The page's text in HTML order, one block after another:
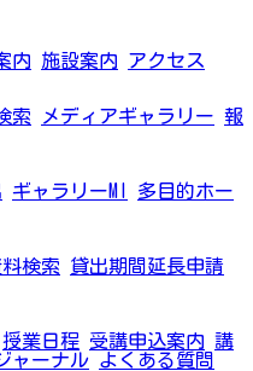
内 施設案内 アクセス
索 メディアギャラリー 報
ギャラリーMI
多目的ホー
検索
貸出期間延長申請
授業日程 受講申込案内 講
ャーナル よくある質問